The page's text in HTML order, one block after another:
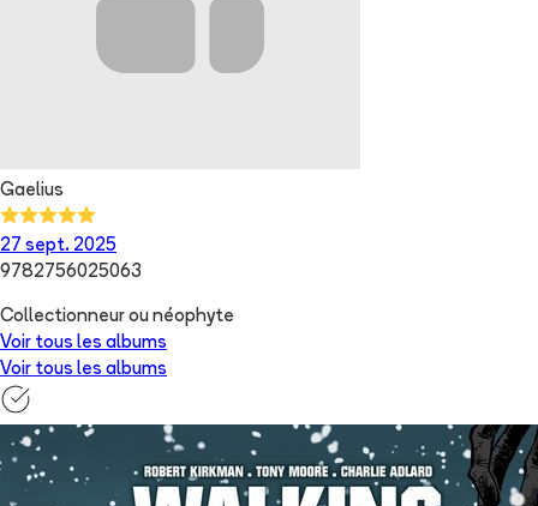
Gaelius
27 sept. 2025
9782756025063
Collectionneur ou néophyte
Voir tous les albums
Voir tous les albums